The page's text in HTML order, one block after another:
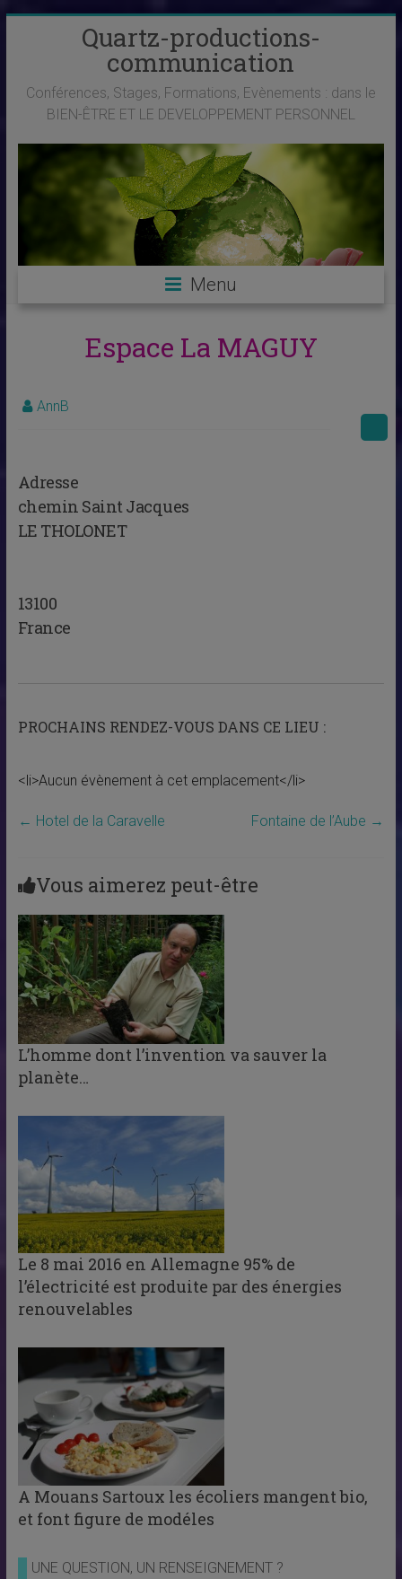
Quartz-productions-
communication
Conférences, Stages, Formations, Evènements : dans le
BIEN-ÊTRE ET LE DEVELOPPEMENT PERSONNEL
Menu
Espace La MAGUY
AnnB
Adresse
chemin Saint Jacques
LE THOLONET
13100
France
PROCHAINS RENDEZ-VOUS DANS CE LIEU :
<li>Aucun évènement à cet emplacement</li>
← Hotel de la Caravelle Fontaine de l’Aube →
Vous aimerez peut-être
L’homme dont l’invention va sauver la
planète…
Le 8 mai 2016 en Allemagne 95% de
l’électricité est produite par des énergies
renouvelables
A Mouans Sartoux les écoliers mangent bio,
et font figure de modéles
UNE QUESTION, UN RENSEIGNEMENT ?